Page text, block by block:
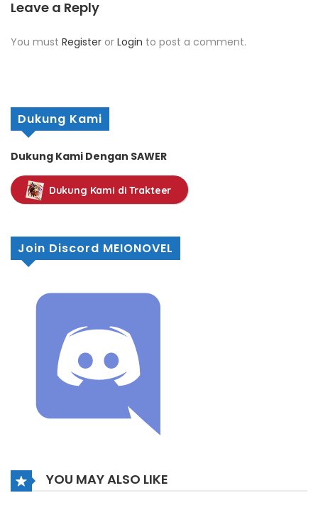
Leave a Reply
You must Register or Login to post a comment.
Dukung Kami
Dukung Kami Dengan SAWER
Dukung Kami di Trakteer
Join Discord MEIONOVEL
YOU MAY ALSO LIKE